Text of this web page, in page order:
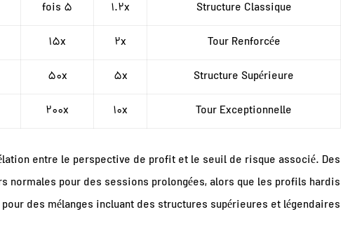
Structure Classique
1.2x
5 fois
Tour Renforcée
2x
15x
Structure Supérieure
5x
50x
Tour Exceptionnelle
10x
200x
entre le perspective de profit et le seuil de risque associé. Des
normales pour des sessions prolongées, alors que les profils hardis
des mélanges incluant des structures supérieures et légendaires.